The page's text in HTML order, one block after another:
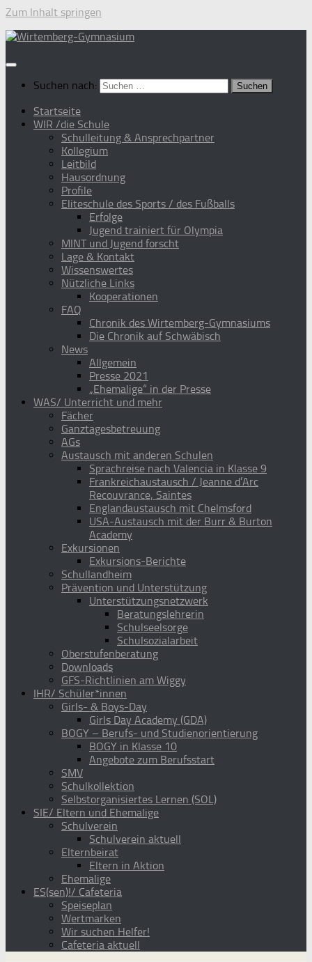
Zum Inhalt springen
Suchen nach:
Startseite
WIR /die Schule
Schulleitung & Ansprechpartner
Kollegium
Leitbild
Hausordnung
Profile
Eliteschule des Sports / des Fußballs
Erfolge
Jugend trainiert für Olympia
MINT und Jugend forscht
Lage & Kontakt
Wissenswertes
Nützliche Links
Kooperationen
FAQ
Chronik des Wirtemberg-Gymnasiums
Die Chronik auf Schwäbisch
News
Allgemein
Presse 2021
„Ehemalige“ in der Presse
WAS/ Unterricht und mehr
Fächer
Ganztagesbetreuung
AGs
Austausch mit anderen Schulen
Sprachreise nach Valencia in Klasse 9
Frankreichaustausch / Jeanne d’Arc
Recouvrance, Saintes
Englandaustausch mit Chelmsford
USA-Austausch mit der Burr & Burton
Academy
Exkursionen
Exkursions-Berichte
Schullandheim
Prävention und Unterstützung
Unterstützungsnetzwerk
Beratungslehrerin
Schulseelsorge
Schulsozialarbeit
Oberstufenberatung
Downloads
GFS-Richtlinien am Wiggy
IHR/ Schüler*innen
Girls- & Boys-Day
Girls Day Academy (GDA)
BOGY – Berufs- und Studienorientierung
BOGY in Klasse 10
Angebote zum Berufsstart
SMV
Schulkollektion
Selbstorganisiertes Lernen (SOL)
SIE/ Eltern und Ehemalige
Schulverein
Schulverein aktuell
Elternbeirat
Eltern in Aktion
Ehemalige
ES(sen)!/ Cafeteria
Speiseplan
Wertmarken
Wir suchen Helfer!
Cafeteria aktuell